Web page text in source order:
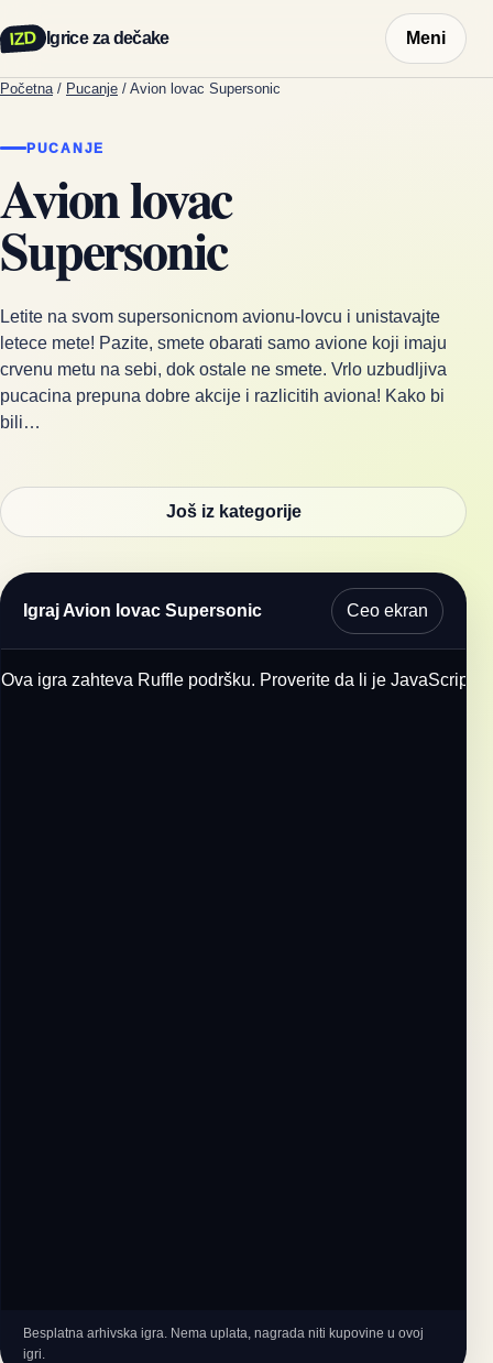
IZD Igrice za dečake Meni
Početna / Pucanje / Avion lovac Supersonic
PUCANJE
Avion lovac
Supersonic
Letite na svom supersonicnom avionu-lovcu i unistavajte
letece mete! Pazite, smete obarati samo avione koji imaju
crvenu metu na sebi, dok ostale ne smete. Vrlo uzbudljiva
pucacina prepuna dobre akcije i razlicitih aviona! Kako bi
bili…
Još iz kategorije
Igraj Avion lovac Supersonic Ceo ekran
Ova igra zahteva Ruffle podršku. Proverite da li je JavaScript
Besplatna arhivska igra. Nema uplata, nagrada niti kupovine u ovoj
igri.